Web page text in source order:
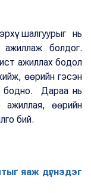
шалгуурыг нь
ажиллаж болдог.
ажиллах бодол
өөрийн гэсэн
бодно. Дараа нь
ажиллая, өөрийн
бий.
яаж дүгнэдэг